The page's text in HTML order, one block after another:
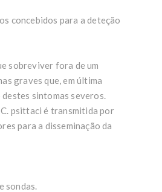
concebidos para a deteção
sobreviver fora de um
graves que, em última
sintomas severos.
psittaci é transmitida por
para a disseminação da
sondas.